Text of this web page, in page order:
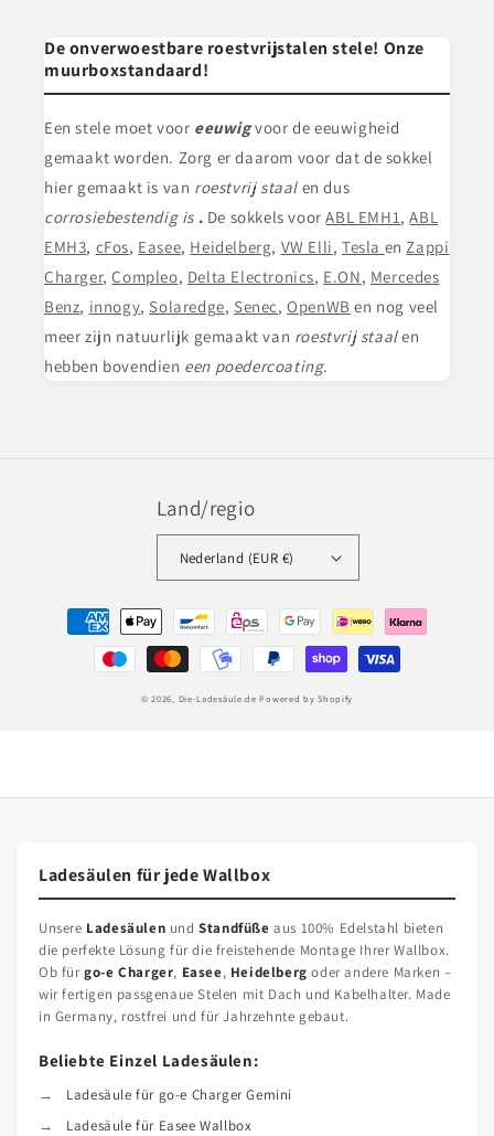
De onverwoestbare roestvrijstalen stele! Onze
muurboxstandaard!
Een stele moet voor eeuwigvoor de eeuwigheid
gemaakt worden. Zorg er daarom voor dat de sokkel
hier gemaakt is van roestvrij staal en dus
corrosiebestendig is . De sokkels voorABL EMH1,ABL
EMH3, cFos, Easee, Heidelberg, VW Elli,Tesla enZappi
Charger,Compleo, Delta Electronics, E.ON, Mercedes
Benz, innogy, Solaredge, Senec,OpenWB en nog veel
meer zijn natuurlijk gemaakt van roestvrij staalen
hebben bovendien een poedercoating.
Land/regio
Nederland (EUR €)
Betaalmethoden
© 2026, Die-Ladesäule.de Powered by Shopify
Ladesäulen für jede Wallbox
Unsere Ladesäulen undStandfüße aus 100% Edelstahl bieten
die perfekte Lösung für die freistehende Montage Ihrer Wallbox.
Ob fürgo-e Charger, Easee, Heidelberg oder andere Marken –
wir fertigen passgenaue Stelen mit Dach und Kabelhalter. Made
in Germany, rostfrei und für Jahrzehnte gebaut.
Beliebte Einzel Ladesäulen:
Ladesäule für go-e Charger Gemini
Ladesäule für Easee Wallbox